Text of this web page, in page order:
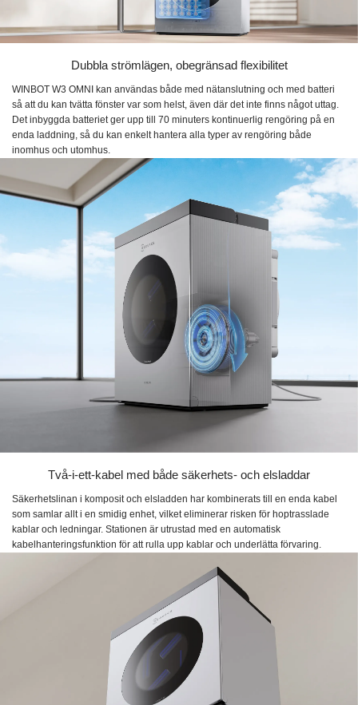
Dubbla strömlägen, obegränsad flexibilitet
WINBOT W3 OMNI kan användas både med nätanslutning och med batteri
så att du kan tvätta fönster var som helst, även där det inte finns något uttag.
Det inbyggda batteriet ger upp till 70 minuters kontinuerlig rengöring på en
enda laddning, så du kan enkelt hantera alla typer av rengöring både
inomhus och utomhus.
Två-i-ett-kabel med både säkerhets- och elsladdar
Säkerhetslinan i komposit och elsladden har kombinerats till en enda kabel
som samlar allt i en smidig enhet, vilket eliminerar risken för hoptrasslade
kablar och ledningar. Stationen är utrustad med en automatisk
kabelhanteringsfunktion för att rulla upp kablar och underlätta förvaring.